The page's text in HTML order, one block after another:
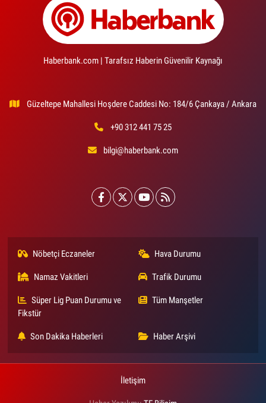
Haberbank.com | Tarafsız Haberin Güvenilir Kaynağı
Güzeltepe Mahallesi Hoşdere Caddesi No: 184/6 Çankaya / Ankara
+90 312 441 75 25
bilgi@haberbank.com
Nöbetçi Eczaneler Hava Durumu
Namaz Vakitleri Trafik Durumu
Süper Lig Puan Durumu ve
Fikstür
Tüm Manşetler
Son Dakika Haberleri Haber Arşivi
İletişim